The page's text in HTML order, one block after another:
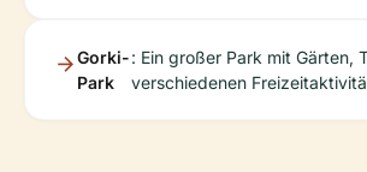
Gorki-
Park
: Ein großer Park mit Gärten,
verschiedenen